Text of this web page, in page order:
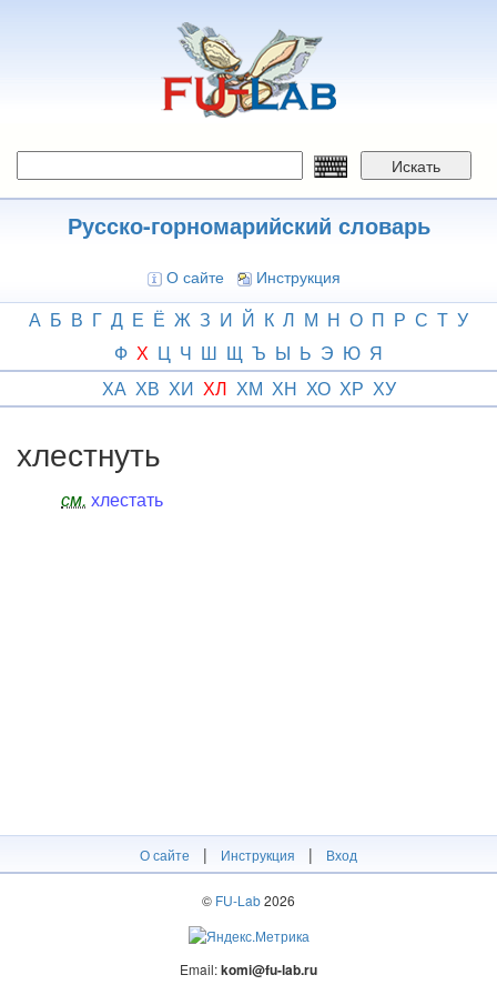
Искать
Русско-горномарийский словарь
О сайте Инструкция
А Б В Г Д Е Ё Ж З И Й К Л М Н О П Р С Т У
Ф Х Ц Ч Ш Щ Ъ Ы Ь Э Ю Я
ХА ХВ ХИ ХЛ ХМ ХН ХО ХР ХУ
хлестнуть
см. хлестать
О сайте | Инструкция | Вход
© FU-Lab2026
Email:komi@fu-lab.ru